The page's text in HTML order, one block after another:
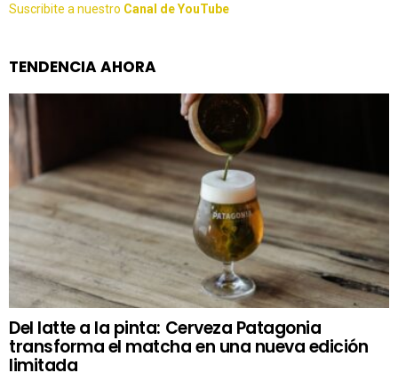
Suscribite a nuestro Canal de YouTube
TENDENCIA AHORA
Del latte a la pinta: Cerveza Patagonia
transforma el matcha en una nueva edición
limitada